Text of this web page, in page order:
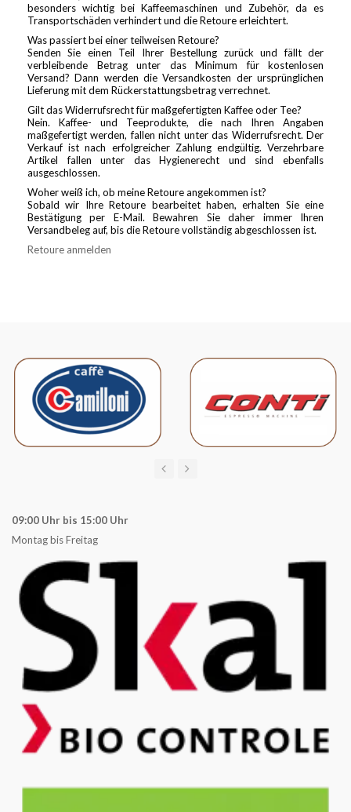
besonders wichtig bei Kaffeemaschinen und Zubehör, da es
Transportschäden verhindert und die Retoure erleichtert.
Was passiert bei einer teilweisen Retoure?
Senden Sie einen Teil Ihrer Bestellung zurück und fällt der
verbleibende Betrag unter das Minimum für kostenlosen
Versand? Dann werden die Versandkosten der ursprünglichen
Lieferung mit dem Rückerstattungsbetrag verrechnet.
Gilt das Widerrufsrecht für maßgefertigten Kaffee oder Tee?
Nein. Kaffee- und Teeprodukte, die nach Ihren Angaben
maßgefertigt werden, fallen nicht unter das Widerrufsrecht. Der
Verkauf ist nach erfolgreicher Zahlung endgültig. Verzehrbare
Artikel fallen unter das Hygienerecht und sind ebenfalls
ausgeschlossen.
Woher weiß ich, ob meine Retoure angekommen ist?
Sobald wir Ihre Retoure bearbeitet haben, erhalten Sie eine
Bestätigung per E-Mail. Bewahren Sie daher immer Ihren
Versandbeleg auf, bis die Retoure vollständig abgeschlossen ist.
Retoure anmelden
09:00 Uhr bis 15:00 Uhr
Montag bis Freitag